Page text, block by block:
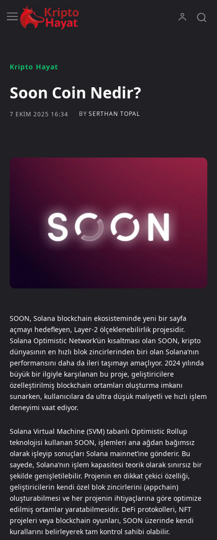
Kripto Hayat
Soon Coin Nedir?
7 EKIM 2025 16:34 BY SERTHAN TOPAL
SOON, Solana blockchain ekosisteminde yeni bir sayfa
açmayı hedefleyen, Layer-2 ölçeklenebilirlik projesidir.
Solana Optimistic Network’ün kısaltması olan SOON, kripto
dünyasının en hızlı blok zincirlerinden biri olan Solana’nın
performansını daha da ileri taşımayı amaçlıyor. 2024 yılında
büyük bir ilgiyle karşılanan bu proje, geliştiricilere
özelleştirilmiş blockchain ortamları oluşturma imkanı
sunarken, kullanıcılara da ultra düşük maliyetli ve hızlı işlem
deneyimi vaat ediyor.
Solana Virtual Machine (SVM) tabanlı Optimistic Rollup
teknolojisi kullanan SOON, işlemleri ana ağdan bağımsız
olarak işleyip sonuçları Solana mainnet’ine gönderir. Bu
sayede, Solana’nın işlem kapasitesi teorik olarak sınırsız bir
şekilde genişletilebilir. Projenin en dikkat çekici özelliği,
geliştiricilerin kendi özel blok zincirlerini (appchain)
oluşturabilmesi ve her projenin ihtiyaçlarına göre optimize
edilmiş ortamlar yaratabilmesidir. DeFi protokolleri, NFT
projeleri veya blockchain oyunları, SOON üzerinde kendi
kurallarını belirleyerek tam kontrol sahibi olabilir.